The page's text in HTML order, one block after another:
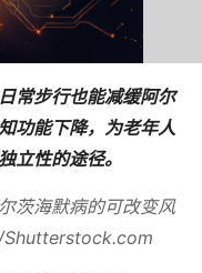
常步行也能减缓阿尔
功能下降，为老年人
立性的途径。
茨海默病的可改变风
Shutterstock.com